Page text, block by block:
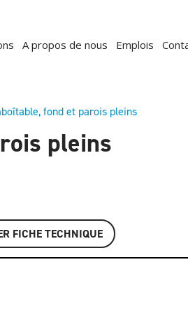
A propos de nous Emplois
fond et parois pleins
pleins
FICHE TECHNIQUE